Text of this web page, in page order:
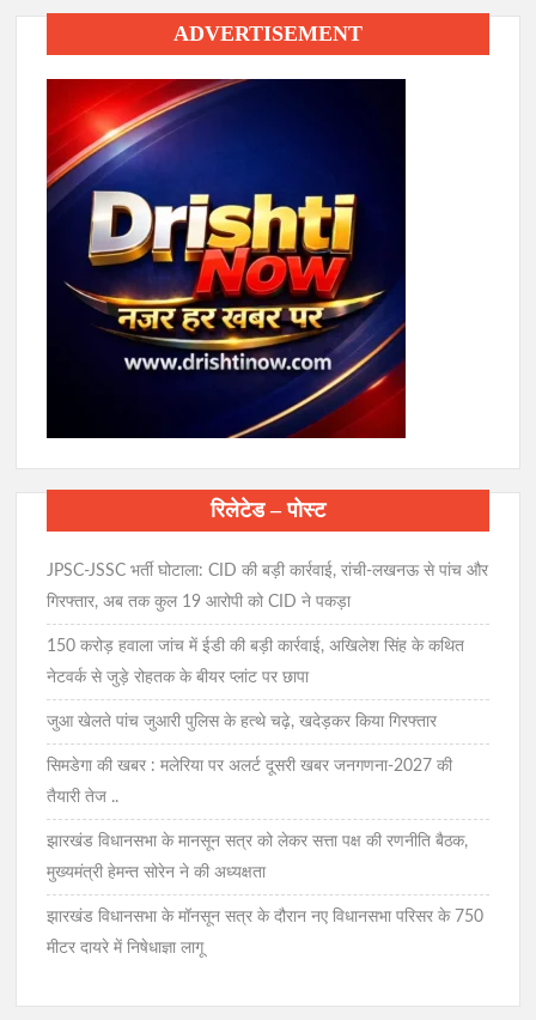
ADVERTISEMENT
रिलेटेड – पोस्ट
JPSC-JSSC भर्ती घोटाला: CID की बड़ी कार्रवाई, रांची-लखनऊ से पांच और
गिरफ्तार, अब तक कुल 19 आरोपी को CID ने पकड़ा
150 करोड़ हवाला जांच में ईडी की बड़ी कार्रवाई, अखिलेश सिंह के कथित
नेटवर्क से जुड़े रोहतक के बीयर प्लांट पर छापा
जुआ खेलते पांच जुआरी पुलिस के हत्थे चढ़े, खदेड़कर किया गिरफ्तार
सिमडेगा की खबर : मलेरिया पर अलर्ट दूसरी खबर जनगणना-2027 की
तैयारी तेज ..
झारखंड विधानसभा के मानसून सत्र को लेकर सत्ता पक्ष की रणनीति बैठक,
मुख्यमंत्री हेमन्त सोरेन ने की अध्यक्षता
झारखंड विधानसभा के मॉनसून सत्र के दौरान नए विधानसभा परिसर के 750
मीटर दायरे में निषेधाज्ञा लागू